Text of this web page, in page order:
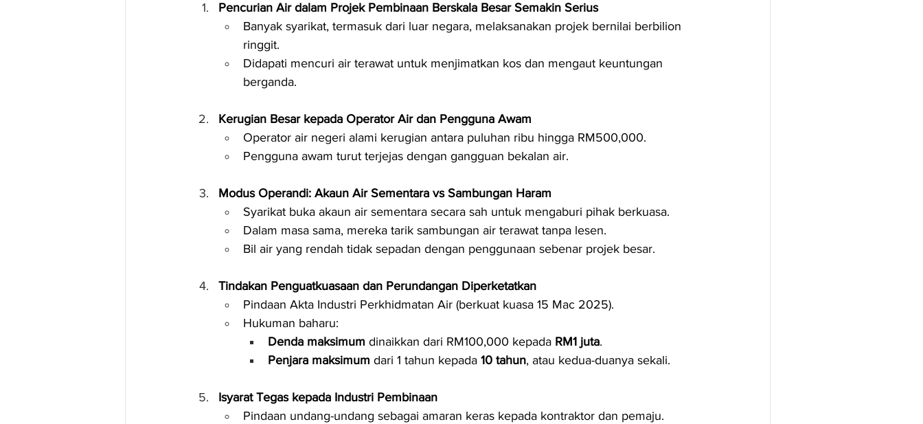
Pencurian Air dalam Projek Pembinaan Berskala Besar Semakin Serius
Banyak syarikat, termasuk dari luar negara, melaksanakan projek bernilai berbilion
ringgit.
Didapati mencuri air terawat untuk menjimatkan kos dan mengaut keuntungan
berganda.
Kerugian Besar kepada Operator Air dan Pengguna Awam
Operator air negeri alami kerugian antara puluhan ribu hingga RM500,000.
Pengguna awam turut terjejas dengan gangguan bekalan air.
Modus Operandi: Akaun Air Sementara vs Sambungan Haram
Syarikat buka akaun air sementara secara sah untuk mengaburi pihak berkuasa.
Dalam masa sama, mereka tarik sambungan air terawat tanpa lesen.
Bil air yang rendah tidak sepadan dengan penggunaan sebenar projek besar.
Tindakan Penguatkuasaan dan Perundangan Diperketatkan
Pindaan Akta Industri Perkhidmatan Air (berkuat kuasa 15 Mac 2025).
Hukuman baharu:
Denda maksimum dinaikkan dari RM100,000 kepada RM1 juta.
Penjara maksimum dari 1 tahun kepada 10 tahun, atau kedua-duanya sekali.
Isyarat Tegas kepada Industri Pembinaan
Pindaan undang-undang sebagai amaran keras kepada kontraktor dan pemaju.